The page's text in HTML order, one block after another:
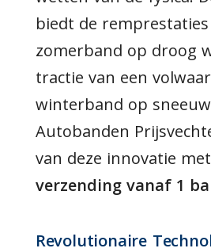
biedt de remprestaties
zomerband op droog
tractie van een
winterband op
Autobanden
van deze innovatie met
verzending vanaf 1
Revolutionaire